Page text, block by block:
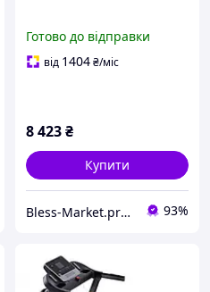
Готово до відправки
від 1404₴/міс
8 423₴
Купити
Bless-Market.prom.ua 93%